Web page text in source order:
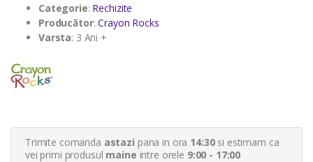
c
u
s
r
Categorie: Rechizite
Producător:Crayon Rocks
Varsta: 3 Ani +
Trimite comanda astazi pana in ora 14:30si estimam ca
vei primi produsul maine intre orele 9:00 - 17:00